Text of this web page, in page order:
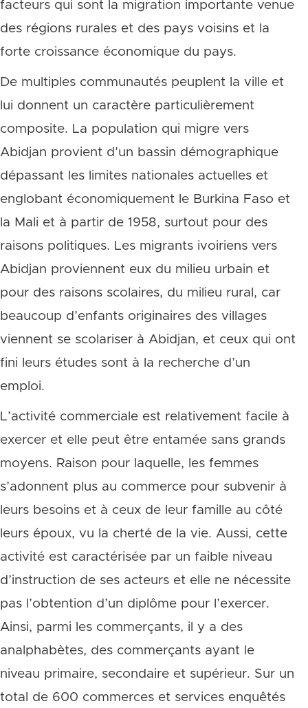
facteurs qui sont la migration importante venue
des régions rurales et des pays voisins et la
forte croissance économique du pays.
De multiples communautés peuplent la ville et
lui donnent un caractère particulièrement
composite. La population qui migre vers
Abidjan provient d’un bassin démographique
dépassant les limites nationales actuelles et
englobant économiquement le Burkina Faso et
la Mali et à partir de 1958, surtout pour des
raisons politiques. Les migrants ivoiriens vers
Abidjan proviennent eux du milieu urbain et
pour des raisons scolaires, du milieu rural, car
beaucoup d’enfants originaires des villages
viennent se scolariser à Abidjan, et ceux qui ont
fini leurs études sont à la recherche d’un
emploi.
L’activité commerciale est relativement facile à
exercer et elle peut être entamée sans grands
moyens. Raison pour laquelle, les femmes
s’adonnent plus au commerce pour subvenir à
leurs besoins et à ceux de leur famille au côté
leurs époux, vu la cherté de la vie. Aussi, cette
activité est caractérisée par un faible niveau
d’instruction de ses acteurs et elle ne nécessite
pas l’obtention d’un diplôme pour l’exercer.
Ainsi, parmi les commerçants, il y a des
analphabètes, des commerçants ayant le
niveau primaire, secondaire et supérieur. Sur un
total de 600 commerces et services enquêtés